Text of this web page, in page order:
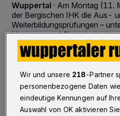
Wuppertal · Am Montag (11.
der Bergischen IHK die Aus-
Weiterbildungsprüfungen –
Hygiene- und
waren erste
Verkehrsunternehmerinnen
IHK durchgeführt worden.
10.05.2020 , 16:49 Uhr
Wir und unsere 218-Partner
personenbezogene Daten
eindeutige Kennungen auf
Auswahl von OK aktivieren